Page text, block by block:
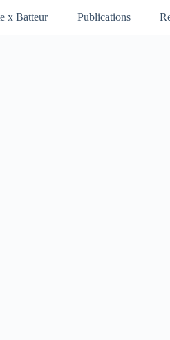
x Batteur Publications